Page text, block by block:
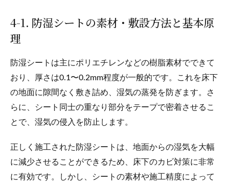
4-1. 防湿シートの素材・敷設方法と基本原
理
防湿シートは主にポリエチレンなどの樹脂素材でできて
おり、厚さは0.1〜0.2mm程度が一般的です。これを床下
の地面に隙間なく敷き詰め、湿気の蒸発を防ぎます。さ
らに、シート同士の重なり部分をテープで密着させるこ
とで、湿気の侵入を防止します。
正しく施工された防湿シートは、地面からの湿気を大幅
に減少させることができるため、床下のカビ対策に非常
に有効です。しかし、シートの素材や施工精度によって